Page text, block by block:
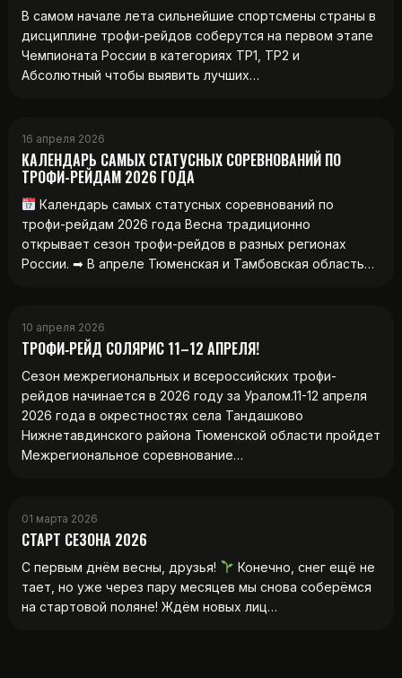
В самом начале лета сильнейшие спортсмены страны в
дисциплине трофи-рейдов соберутся на первом этапе
Чемпионата России в категориях ТР1, ТР2 и
Абсолютный чтобы выявить лучших…
16 апреля 2026
КАЛЕНДАРЬ САМЫХ СТАТУСНЫХ СОРЕВНОВАНИЙ ПО
ТРОФИ-РЕЙДАМ 2026 ГОДА
Календарь самых статусных соревнований по
трофи-рейдам 2026 года Весна традиционно
открывает сезон трофи-рейдов в разных регионах
России. ➡ В апреле Тюменская и Тамбовская область…
10 апреля 2026
ТРОФИ‑РЕЙД СОЛЯРИС 11–12 АПРЕЛЯ!
Сезон межрегиональных и всероссийских трофи-
рейдов начинается в 2026 году за Уралом.11-12 апреля
2026 года в окрестностях села Тандашково
Нижнетавдинского района Тюменской области пройдет
Межрегиональное соревнование…
01 марта 2026
СТАРТ СЕЗОНА 2026
С первым днём весны, друзья!
Конечно, снег ещё не
тает, но уже через пару месяцев мы снова соберёмся
на стартовой поляне! Ждём новых лиц…